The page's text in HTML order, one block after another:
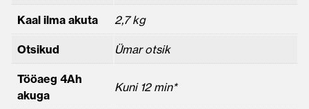
Kaal ilma akuta 2,7 kg
Otsikud Ümar otsik
Tööaeg 4Ah
akuga
Kuni 12 min*